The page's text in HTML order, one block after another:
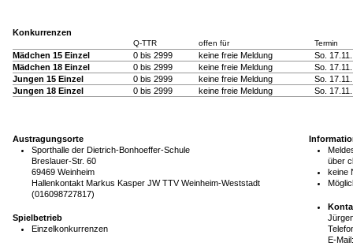
Konkurrenzen
Q-TTR offen für Termin
Mädchen 15 Einzel 0 bis 2999 keine freie Meldung
So.
Mädchen 18 Einzel
0 bis 2999 keine freie Meldung
So.
Jungen 15 Einzel
0 bis 2999 keine freie Meldung
So.
Jungen 18 Einzel
0 bis 2999 keine freie Meldung So.
Austragungsorte
Sporthalle der Dietrich-Bonhoeffer-Schule
Breslauer-Str. 60
69469 Weinheim
Hallenkontakt Markus Kasper JW TTV Weinheim-Weststadt
(016098727817)
Spielbetrieb
Einzelkonkurrenzen
über
keine
E-Mail: